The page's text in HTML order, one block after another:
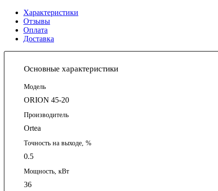
Характеристики
Отзывы
Оплата
Доставка
Основные характеристики
Модель
ORION 45-20
Производитель
Ortea
Точность на выходе, %
0.5
Мощность, кВт
36